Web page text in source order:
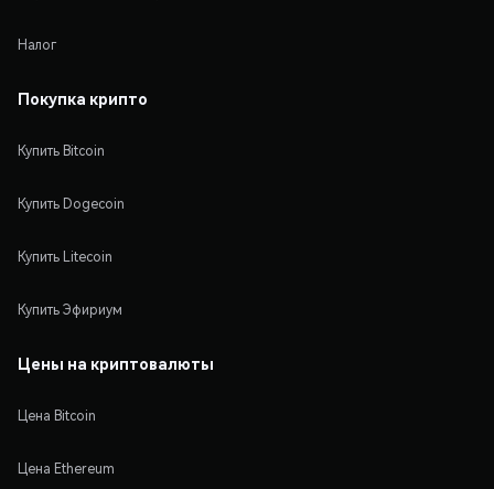
Налог
Покупка крипто
Купить Bitcoin
Купить Dogecoin
Купить Litecoin
Купить Эфириум
Цены на криптовалюты
Цена Bitcoin
Цена Ethereum